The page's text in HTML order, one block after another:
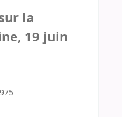
la
19 juin